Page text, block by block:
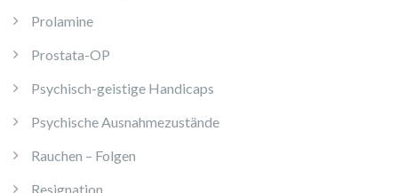
Prolamine
Prostata-OP
Psychisch-geistige Handicaps
Psychische Ausnahmezustände
Rauchen – Folgen
Resignation